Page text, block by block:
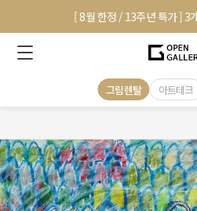
[ 8월 한정 / 13주년 특가 ] 3
그림렌탈 아트테크